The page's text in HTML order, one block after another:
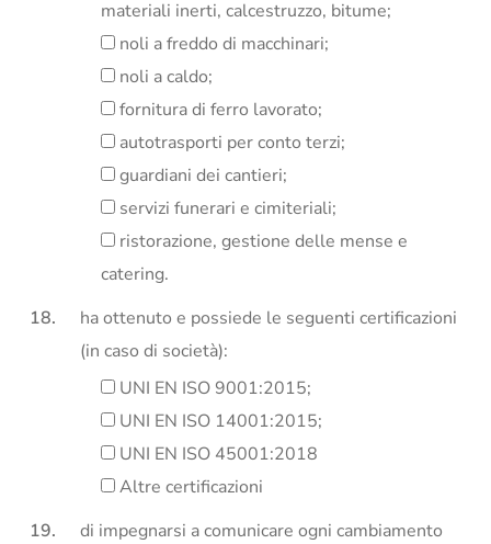
materiali inerti, calcestruzzo, bitume;
noli a freddo di macchinari;
noli a caldo;
fornitura di ferro lavorato;
autotrasporti per conto terzi;
guardiani dei cantieri;
servizi funerari e cimiteriali;
ristorazione, gestione delle mense e
catering.
ha ottenuto e possiede le seguenti certificazioni
(in caso di società):
UNI EN ISO 9001:2015;
UNI EN ISO 14001:2015;
UNI EN ISO 45001:2018
Altre certificazioni
di impegnarsi a comunicare ogni cambiamento